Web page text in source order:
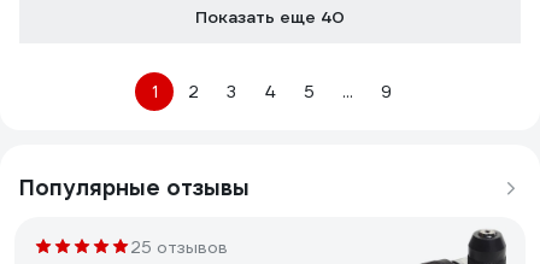
Показать еще 40
1 2 3 4 5 ... 9
Популярные отзывы
25 отзывов